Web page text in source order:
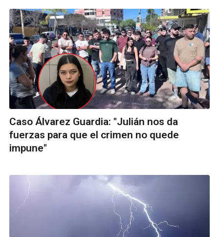
Caso Álvarez Guardia: "Julián nos da
fuerzas para que el crimen no quede
impune"